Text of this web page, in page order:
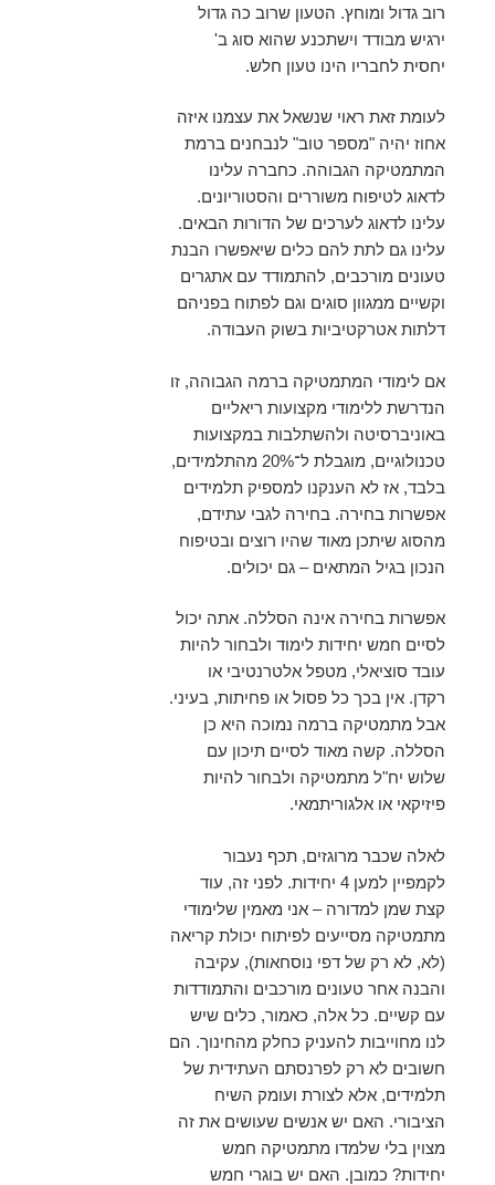
רוב גדול ומוחץ. הטעון שרוב כה גדול
ירגיש מבודד וישתכנע שהוא סוג ב'
יחסית לחבריו הינו טעון חלש.
לעומת זאת ראוי שנשאל את עצמנו איזה
אחוז יהיה "מספר טוב" לנבחנים ברמת
המתמטיקה הגבוהה. כחברה עלינו
לדאוג לטיפוח משוררים והסטוריונים.
עלינו לדאוג לערכים של הדורות הבאים.
עלינו גם לתת להם כלים שיאפשרו הבנת
טעונים מורכבים, להתמודד עם אתגרים
וקשיים ממגוון סוגים וגם לפתוח בפניהם
דלתות אטרקטיביות בשוק העבודה.
אם לימודי המתמטיקה ברמה הגבוהה, זו
הנדרשת ללימודי מקצועות ריאליים
באוניברסיטה ולהשתלבות במקצועות
טכנולוגיים, מוגבלת ל־20% מהתלמידים,
בלבד, אז לא הענקנו למספיק תלמידים
אפשרות בחירה. בחירה לגבי עתידם,
מהסוג שיתכן מאוד שהיו רוצים ובטיפוח
הנכון בגיל המתאים – גם יכולים.
אפשרות בחירה אינה הסללה. אתה יכול
לסיים חמש יחידות לימוד ולבחור להיות
עובד סוציאלי, מטפל אלטרנטיבי או
רקדן. אין בכך כל פסול או פחיתות, בעיני.
אבל מתמטיקה ברמה נמוכה היא כן
הסללה. קשה מאוד לסיים תיכון עם
שלוש יח"ל מתמטיקה ולבחור להיות
פיזיקאי או אלגוריתמאי.
לאלה שכבר מרוגזים, תכף נעבור
לקמפיין למען 4 יחידות. לפני זה, עוד
קצת שמן למדורה – אני מאמין שלימודי
מתמטיקה מסייעים לפיתוח יכולת קריאה
(לא, לא רק של דפי נוסחאות), עקיבה
והבנה אחר טעונים מורכבים והתמודדות
עם קשיים. כל אלה, כאמור, כלים שיש
לנו מחוייבות להעניק כחלק מהחינוך. הם
חשובים לא רק לפרנסתם העתידית של
תלמידים, אלא לצורת ועומק השיח
הציבורי. האם יש אנשים שעושים את זה
מצוין בלי שלמדו מתמטיקה חמש
יחידות? כמובן. האם יש בוגרי חמש